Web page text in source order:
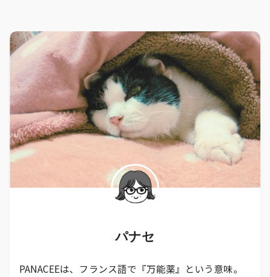
パナセ
PANACEEは、フランス語で『万能薬』という意味。